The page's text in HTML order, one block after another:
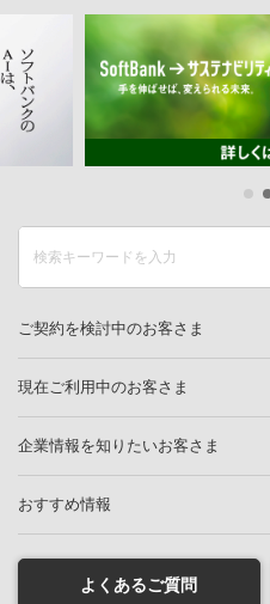
ご契約を検討中のお客さま
現在ご利用中のお客さま
企業情報を知りたいお客さま
おすすめ情報
よくあるご質問